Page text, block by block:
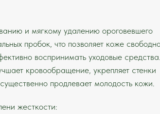
и мягкому удалению ороговевшего
пробок, что позволяет коже
воспринимать уходовые средства.
кровообращение, укрепляет стенки
продлевает молодость кожи.
жесткости: